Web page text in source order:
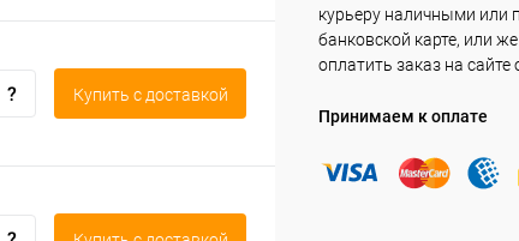
Купить c доставкой
курьеру наличными или
банковской карте, или же
оплатить заказ на сайте
Принимаем к оплате